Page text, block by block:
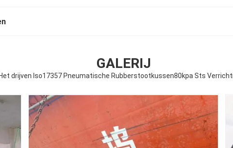
GALERIJ
Het drijven Iso17357 Pneumatische Rubberstootkussen80kpa Sts